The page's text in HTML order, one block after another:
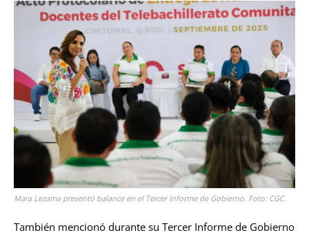
Mara Lezama presentó balance en el Tercer Informe de Gobierno. Foto: CGC.
También mencionó durante su Tercer Informe de Gobierno